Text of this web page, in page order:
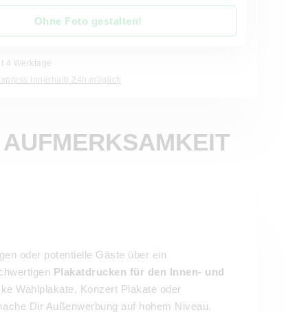
Ohne Foto gestalten!
4 Werktage
innerhalb 24h möglich
oder potentielle Gäste über ein
Plakatdrucken für den Innen- und
Wahlplakate, Konzert Plakate oder
Dir Außenwerbung auf hohem Niveau.